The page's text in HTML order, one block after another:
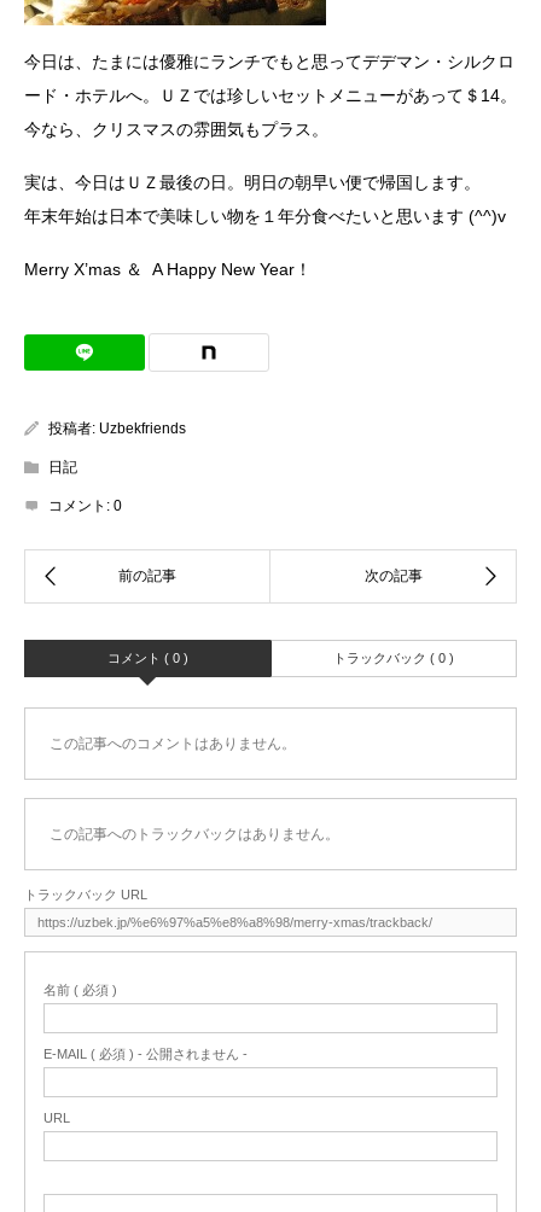
今日は、たまには優雅にランチでもと思ってデデマン・シルクロ
ード・ホテルへ。ＵＺでは珍しいセットメニューがあって＄14。
今なら、クリスマスの雰囲気もプラス。
実は、今日はＵＺ最後の日。明日の朝早い便で帰国します。
年末年始は日本で美味しい物を１年分食べたいと思います (^^)v
Merry X’mas ＆ A Happy New Year！
投稿者: Uzbekfriends
日記
コメント: 0
コメント ( 0 ) トラックバック ( 0 )
この記事へのコメントはありません。
この記事へのトラックバックはありません。
トラックバック URL
名前 ( 必須 )
E-MAIL ( 必須 ) - 公開されません -
URL